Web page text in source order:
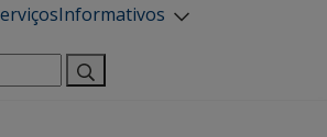
Informativos